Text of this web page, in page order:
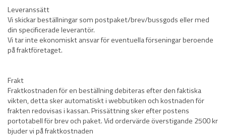
Leveranssätt
Vi skickar beställningar som postpaket/brev/bussgods eller med
din specificerade leverantör.
Vi tar inte ekonomiskt ansvar för eventuella förseningar beroende
på fraktföretaget.
Frakt
Fraktkostnaden för en beställning debiteras efter den faktiska
vikten, detta sker automatiskt i webbutiken och kostnaden för
frakten redovisas i kassan. Prissättning sker efter postens
portotabell för brev och paket. Vid ordervärde överstigande 2500 kr
bjuder vi på fraktkostnaden